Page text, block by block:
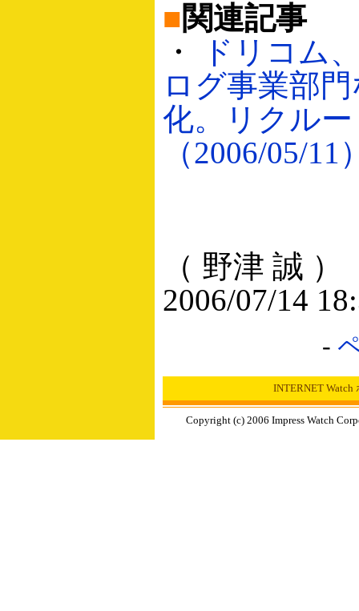
■関連記事
・
ドリコム
ログ事業部
化。リクル
（2006/05/11
（ 野津 誠 ）
2006/07/14
-
INTERNET Watch
Copyright (c) 2006 Impress Watch